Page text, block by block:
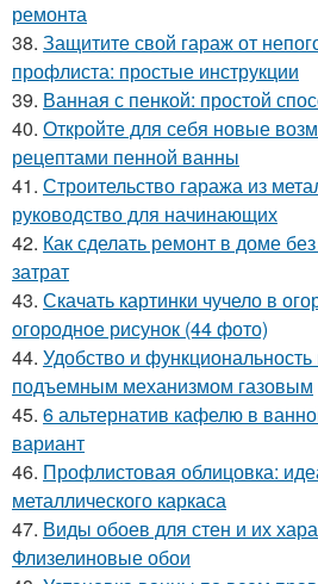
ремонта
38. Защитите свой гараж от
профлиста: простые инструкции
39. Ванная с пенкой: простой
40. Откройте для себя новые
рецептами пенной ванны
41. Строительство гаража из
руководство для начинающих
42. Как сделать ремонт в доме
затрат
43. Скачать картинки чучело в
огородное рисунок (44 фото)
44. Удобство и
подъемным механизмом газовым
45. 6 альтернатив кафелю в
вариант
46. Профлистовая облицовка:
металлического каркаса
47. Виды обоев для стен и их
Флизелиновые обои